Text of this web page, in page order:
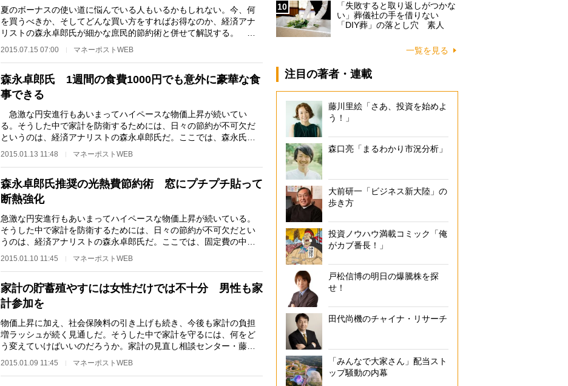
夏のボーナスの使い道に悩んでいる人もいるかもしれない。今、何
を買うべきか、そしてどんな買い方をすればお得なのか、経済アナ
リストの森永卓郎氏が細かな庶民的節約術と併せて解説する。
2015.07.15 07:00 マネーポストWEB
森永卓郎氏 1週間の食費1000円でも意外に豪華な食
事できる
急激な円安進行もあいまってハイペースな物価上昇が続いてい
る。そうした中で家計を防衛するためには、日々の節約が不可欠だ
というのは、経済アナリストの森永卓郎氏だ。ここでは、森永氏自
2015.01.13 11:48 マネーポストWEB
森永卓郎氏推奨の光熱費節約術 窓にプチプチ貼って
断熱強化
急激な円安進行もあいまってハイペースな物価上昇が続いている。
そうした中で家計を防衛するためには、日々の節約が不可欠だとい
うのは、経済アナリストの森永卓郎氏だ。ここでは、固定費の中で
2015.01.10 11:45 マネーポストWEB
家計の貯蓄殖やすには女性だけでは不十分 男性も家
計参加を
物価上昇に加え、社会保険料の引き上げも続き、今後も家計の負担
増ラッシュが続く見通しだ。そうした中で家計を守るには、何をど
う変えていけばいいのだろうか。家計の見直し相談センター・藤川
2015.01.09 11:45 マネーポストWEB
10
「失敗すると取り返しがつかな
い」葬儀社の手を借りない
「DIY葬」の落とし穴 素人
一覧を見る
注目の著者・連載
藤川里絵「さあ、投資を始めよ
う！」
森口亮「まるわかり市況分析」
大前研一「ビジネス新大陸」の
歩き方
投資ノウハウ満載コミック「俺
がカブ番長！」
戸松信博の明日の爆騰株を探
せ！
田代尚機のチャイナ・リサーチ
「みんなで大家さん」配当スト
ップ騒動の内幕